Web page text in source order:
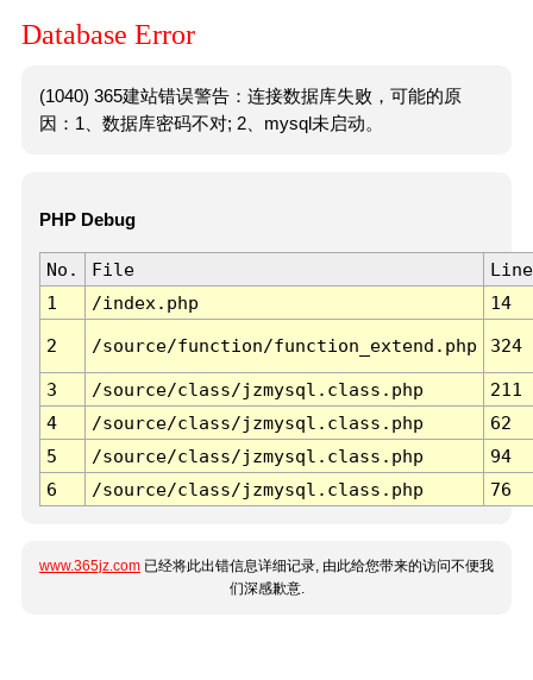
Database Error
(1040) 365建站错误警告：连接数据库失败，可能的原
因：1、数据库密码不对; 2、mysql未启动。
PHP Debug
No. File
Line
1
/index.php 14
2 /source/function/function_extend.php 324
3 /source/class/jzmysql.class.php
211
4
/source/class/jzmysql.class.php
62
5
/source/class/jzmysql.class.php
94
6
/source/class/jzmysql.class.php 76
www.365jz.com 已经将此出错信息详细记录, 由此给您带来的访问不便我
们深感歉意.